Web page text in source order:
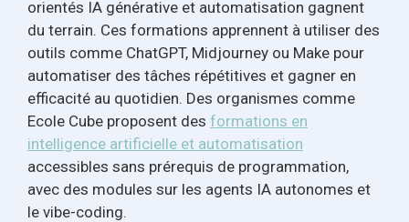
orientés IA générative et automatisation gagnent
du terrain. Ces formations apprennent à utiliser des
outils comme ChatGPT, Midjourney ou Make pour
automatiser des tâches répétitives et gagner en
efficacité au quotidien. Des organismes comme
Ecole Cube proposent des formations en
intelligence artificielle et automatisation
accessibles sans prérequis de programmation,
avec des modules sur les agents IA autonomes et
le vibe-coding.